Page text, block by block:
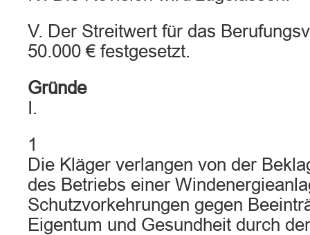
V. Der Streitwert für das
50.000 € festgesetzt.
Gründe
I.
1
Die Kläger verlangen von der
des Betriebs einer
Schutzvorkehrungen gegen
Eigentum und Gesundheit durch